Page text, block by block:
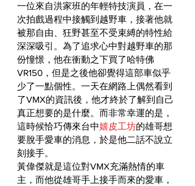
一位來自洪家班的年輕特技演員，在一
次拍戲過程中接觸到越野車，接著他就
被那自由、狂野甚至不受束縛的特性給
深深吸引。為了追求心中對越野車的那
份憧憬，他在衝動之下買了哈特佛
VR150，但是之後他卻覺得這部車似乎
少了一點個性。一天在網路上偶然看到
了VMX的資訊後，他才終於了解到自己
真正想要的是什麼。而非常幸運的是，
這時候恰巧傳來台中嬉皮工坊的雄哥想
要脫手愛車的消息，於是他二話不說立
刻接手。
黃偉傑就是這位對VMX充滿熱情的車
主，而他從雄哥手上接手而來的愛車，